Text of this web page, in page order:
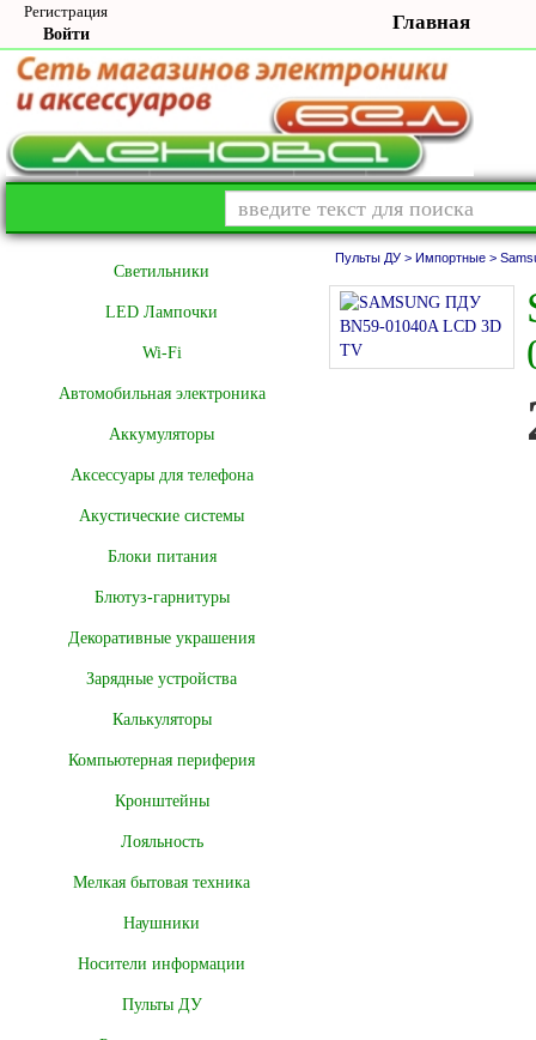
Регистрация
Войти
Главная
Cветильники
LED Лампочки
Wi-Fi
Автомобильная электроника
Аккумуляторы
Аксессуары для телефона
Акустические системы
Блоки питания
Блютуз-гарнитуры
Декоративные украшения
Зарядные устройства
Калькуляторы
Компьютерная периферия
Кронштейны
Лояльность
Мелкая бытовая техника
Наушники
Носители информации
Пульты ДУ
Пульты ДУ > Импортные >